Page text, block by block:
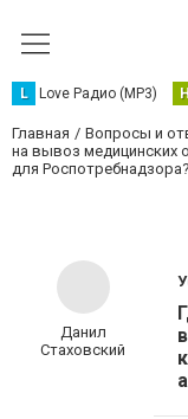
L Love Радио (MP3)
Главная Вопросы и
на вывоз медицинских
для Роспотребнадзора?
Данил
Стаховский